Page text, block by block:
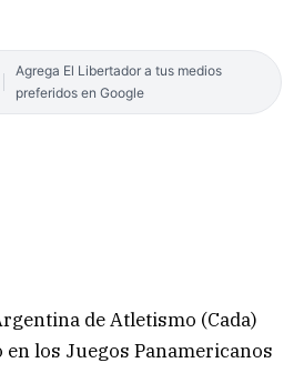
Agrega El Libertador a tus medios
preferidos en Google
de Atletismo (Cada)
los Juegos Panamericanos